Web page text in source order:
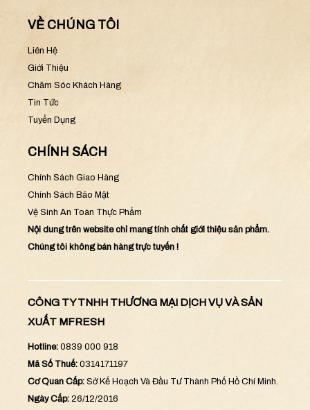
VỀ CHÚNG TÔI
Liên Hệ
Giới Thiệu
Chăm Sóc Khách Hàng
Tin Tức
Tuyển Dụng
CHÍNH SÁCH
Chính Sách Giao Hàng
Chính Sách Bảo Mật
Vệ Sinh An Toàn Thực Phẩm
Nội dung trên website chỉ mang tính chất giới thiệu sản phẩm.
Chúng tôi không bán hàng trực tuyến !
CÔNG TY TNHH THƯƠNG MẠI DỊCH VỤ VÀ SẢN
XUẤT MFRESH
Hotline: 0839 000 918
Mã Số Thuế: 0314171197
Cơ Quan Cấp: Sở Kế Hoạch Và Đầu Tư Thành Phố Hồ Chí Minh.
Ngày Cấp: 26/12/2016